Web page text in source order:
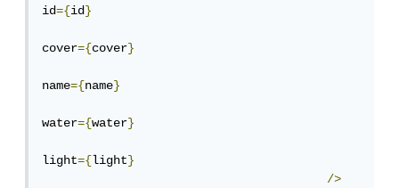
id={id}
cover={cover}
name={name}
water={water}
light={light}
/>